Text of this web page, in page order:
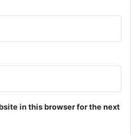
in this browser for the next